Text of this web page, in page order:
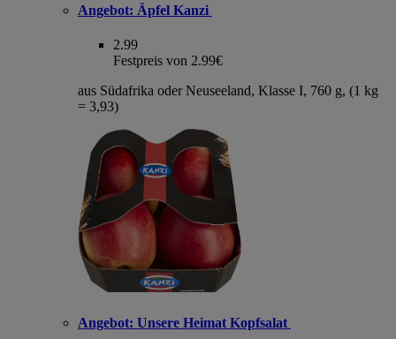
Angebot: Äpfel Kanzi
2.99
Festpreis von 2.99€
aus Südafrika oder Neuseeland, Klasse I, 760 g, (1 kg
= 3,93)
Angebot: Unsere Heimat Kopfsalat